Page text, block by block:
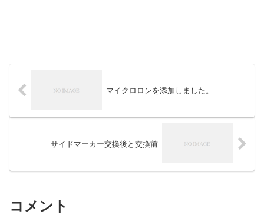
マイクロロンを添加しました。
サイドマーカー交換後と交換前
コメント